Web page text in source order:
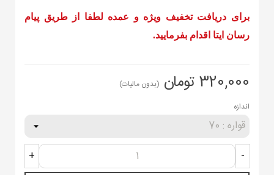
برای دریافت تخفیف ویژه و عمده لطفا از طریق پیام
رسان ایتا اقدام بفرمایید.
320,000 تومان
(بدون مالیات)
اندازه
-
+